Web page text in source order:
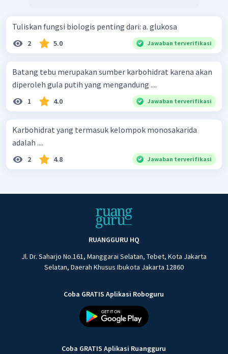
Tuliskan fungsi biologis penting dari: a. glukosa
2 5.0 Jawaban terverifikasi
Batang tebu merupakan sumber karbohidrat karena akan
diperoleh gula putih yang mengandung ....
1 4.0 Jawaban terverifikasi
Karbohidrat yang termasuk kelompok monosakarida
adalah ....
2 4.8 Jawaban terverifikasi
RUANGGURU HQ
Jl. Dr. Saharjo No.161, Manggarai Selatan, Tebet, Kota Jakarta
Selatan, Daerah Khusus Ibukota Jakarta 12860
Coba GRATIS Aplikasi Roboguru
Coba GRATIS Aplikasi Ruangguru